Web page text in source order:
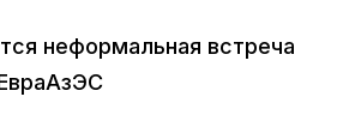
неформальная встреча